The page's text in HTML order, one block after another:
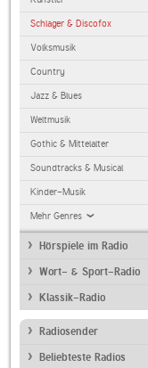
Schlager & Discofox
Volksmusik
Country
Jazz & Blues
Weltmusik
Gothic & Mittelalter
Soundtracks & Musical
Kinder-Musik
Mehr Genres
Hörspiele im Radio
Wort- & Sport-Radio
Klassik-Radio
Radiosender
Beliebteste Radios